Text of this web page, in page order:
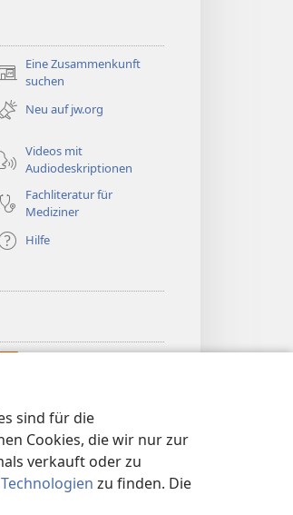
sind für die
Cookies, die wir nur zur
verkauft oder zu
zu finden. Die
Eine Zusammenkunft
suchen
neues
Neu auf jw.org
Videos mit
Audiodeskriptionen
Fachliteratur für
Mediziner
Hilfe
Watchtower Library